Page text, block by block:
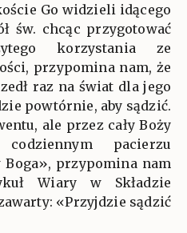
Go widzieli idącego
św. chcąc przygotować
korzystania ze
przypomina nam, że
raz na świat dla jego
powtórnie, aby sądzić.
ale przez cały Boży
pacierzu
Boga», przypomina nam
Wiary w Składzie
«Przyjdzie sądzić